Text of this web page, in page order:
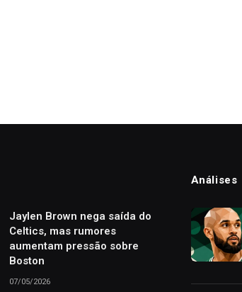
Jaylen Brown nega saída do
Celtics, mas rumores
aumentam pressão sobre
Boston
07/05/2026
Análises